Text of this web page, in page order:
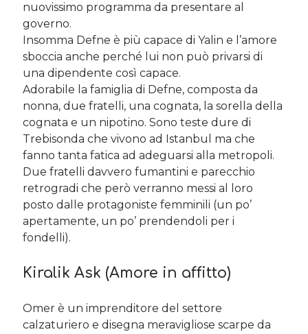
nuovissimo programma da presentare al
governo.
Insomma Defne è più capace di Yalin e l’amore
sboccia anche perché lui non può privarsi di
una dipendente così capace.
Adorabile la famiglia di Defne, composta da
nonna, due fratelli, una cognata, la sorella della
cognata e un nipotino. Sono teste dure di
Trebisonda che vivono ad Istanbul ma che
fanno tanta fatica ad adeguarsi alla metropoli.
Due fratelli davvero fumantini e parecchio
retrogradi che però verranno messi al loro
posto dalle protagoniste femminili (un po’
apertamente, un po’ prendendoli per i
fondelli).
Kiralik Ask (Amore in affitto)
Omer è un imprenditore del settore
calzaturiero e disegna meravigliose scarpe da